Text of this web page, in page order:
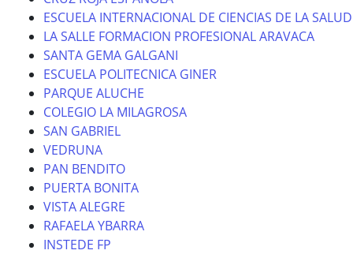
ESCUELA INTERNACIONAL DE CIENCIAS DE LA SALUD
LA SALLE FORMACION PROFESIONAL ARAVACA
SANTA GEMA GALGANI
ESCUELA POLITECNICA GINER
PARQUE ALUCHE
COLEGIO LA MILAGROSA
SAN GABRIEL
VEDRUNA
PAN BENDITO
PUERTA BONITA
VISTA ALEGRE
RAFAELA YBARRA
INSTEDE FP